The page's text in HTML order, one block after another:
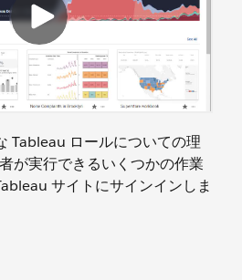
Tableau ロールについての理
が実行できるいくつかの作業
サイトにサインインしま